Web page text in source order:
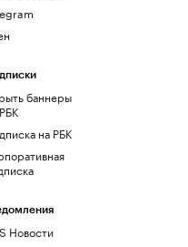
баннеры
на РБК
Новости